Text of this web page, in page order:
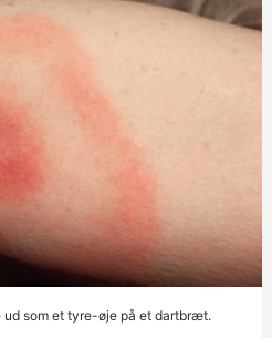
som et tyre-øje på et dartbræt.